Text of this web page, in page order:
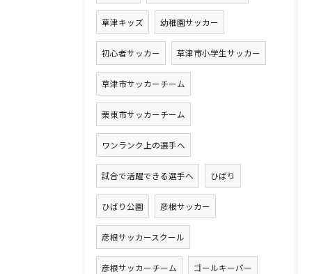
草津キッズ 幼稚園サッカー
初心者サッカー 草津市小学生サッカー
草津市サッカーチーム
栗東市サッカーチーム
ワンランク上の選手へ
試合で活躍できる選手へ ひばり
ひばり公園 彦根サッカー
彦根サッカースクール
彦根サッカーチーム ゴールキーパー